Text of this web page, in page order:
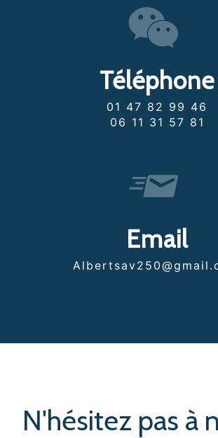
Téléphone
01 47 82 99 46
06 11 31 57 81
Email
N'hésitez pas à